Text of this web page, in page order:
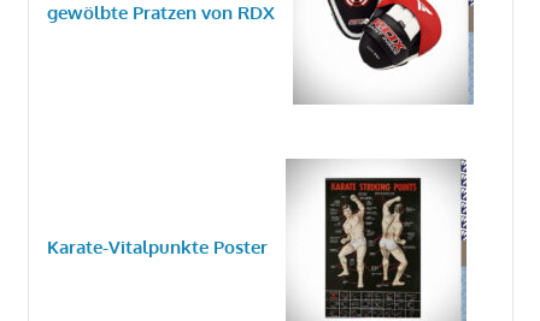
gewölbte Pratzen von RDX
Karate-Vitalpunkte Poster